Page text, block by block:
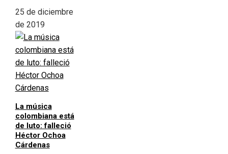
25 de diciembre
de 2019
La música
colombiana está
de luto: falleció
Héctor Ochoa
Cárdenas